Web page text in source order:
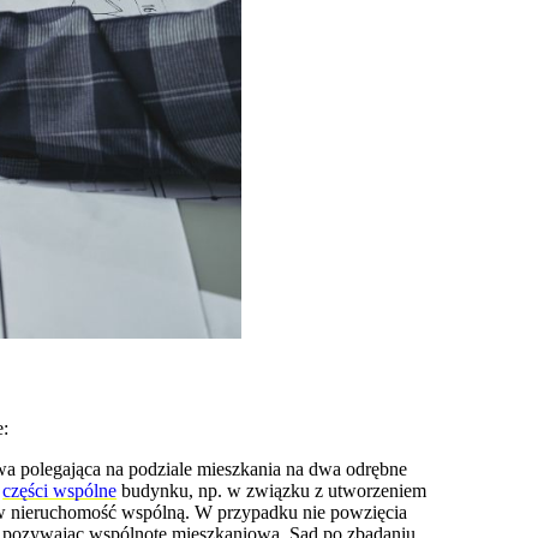
polegająca na podziale mieszkania na dwa odrębne
części wspólne budynku, np. w związku z utworzeniem
wspólną. W przypadku nie powzięcia